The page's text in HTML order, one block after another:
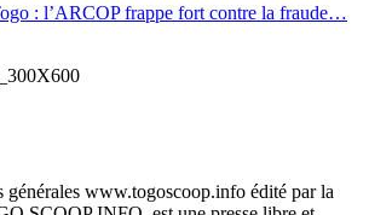
: l’ARCOP frappe fort contre la fraude…
générales www.togoscoop.info édité par la